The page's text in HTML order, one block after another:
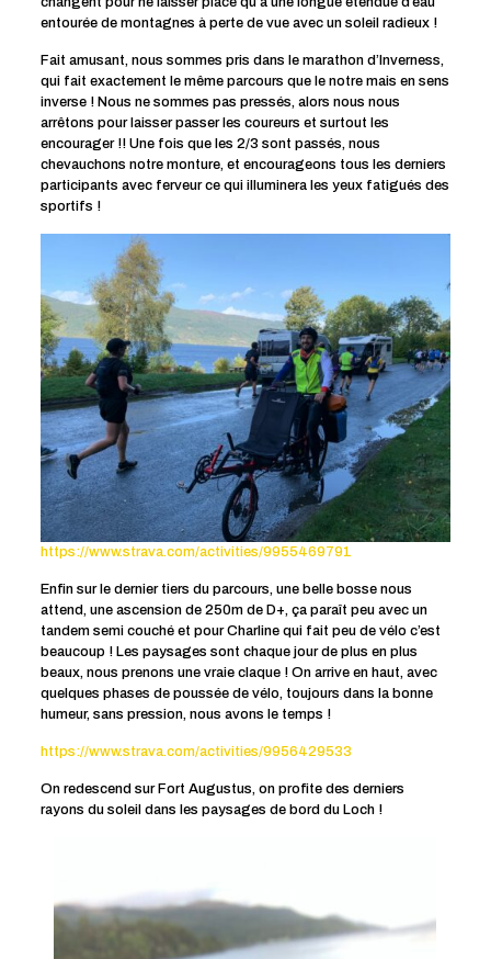
entourée de montagnes à perte de vue avec un soleil radieux !
Fait amusant, nous sommes pris dans le marathon d’Inverness,
qui fait exactement le même parcours que le notre mais en sens
inverse ! Nous ne sommes pas pressés, alors nous nous
arrêtons pour laisser passer les coureurs et surtout les
encourager !! Une fois que les 2/3 sont passés, nous
chevauchons notre monture, et encourageons tous les derniers
participants avec ferveur ce qui illuminera les yeux fatigués des
sportifs !
https://www.strava.com/activities/9955469791
Enfin sur le dernier tiers du parcours, une belle bosse nous
attend, une ascension de 250m de D+, ça paraît peu avec un
tandem semi couché et pour Charline qui fait peu de vélo c’est
beaucoup ! Les paysages sont chaque jour de plus en plus
beaux, nous prenons une vraie claque ! On arrive en haut, avec
quelques phases de poussée de vélo, toujours dans la bonne
humeur, sans pression, nous avons le temps !
https://www.strava.com/activities/9956429533
On redescend sur Fort Augustus, on profite des derniers
rayons du soleil dans les paysages de bord du Loch !